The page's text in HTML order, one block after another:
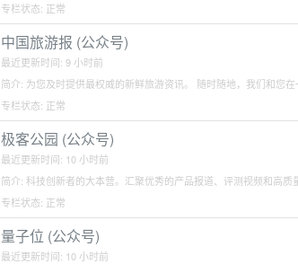
专栏状态: 正常
中国旅游报 (公众号)
最近更新时间: 9 小时前
简介: 为您及时提供最权威的新鲜旅游资讯。 随时随地，我们和您在
专栏状态: 正常
极客公园 (公众号)
最近更新时间: 10 小时前
简介: 科技创新者的大本营。汇聚优秀的产品报道、评测视频和高质
专栏状态: 正常
量子位 (公众号)
最近更新时间: 10 小时前